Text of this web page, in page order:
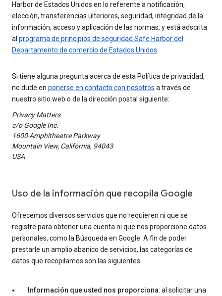
Harbor de Estados Unidos en lo referente a notificación,
elección, transferencias ulteriores, seguridad, integridad de la
información, acceso y aplicación de las normas, y está adscrita
al programa de principios de seguridad Safe Harbor del
Departamento de comercio de Estados Unidos
Si tiene alguna pregunta acerca de esta Política de privacidad,
no dude en ponerse en contacto con nosotros a través de
nuestro sitio web o de la dirección postal siguiente:
Privacy Matters
c/o Google Inc.
1600 Amphitheatre Parkway
Mountain View, California, 94043
USA
Uso de la información que recopila Google
Ofrecemos diversos servicios que no requieren ni que se
registre para obtener una cuenta ni que nos proporcione datos
personales, como la Búsqueda en Google. A fin de poder
prestarle un amplio abanico de servicios, las categorías de
datos que recopilamos son las siguientes:
Información que usted nos proporciona: al solicitar una